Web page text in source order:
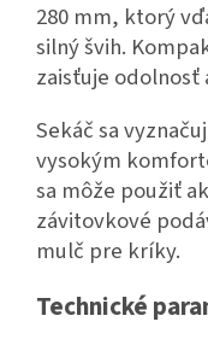
280 mm, ktorý
silný švih.
zaisťuje odolnosť
Sekáč sa
vysokým
sa môže použiť
závitovkové
mulč pre kríky.
Technické